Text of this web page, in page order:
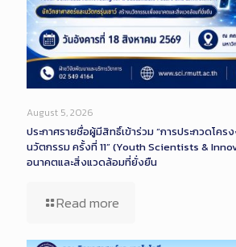
August 5, 2026
ประกาศรายชื่อผู้มีสิทธิ์เข้าร่วม “การประกวดโคร
นวัตกรรม ครั้งที่ 11” (Youth Scientists &
อนาคตและสิ่งแวดล้อมที่ยั่งยืน
Read more